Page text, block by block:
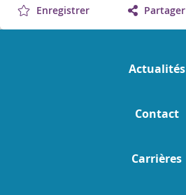
Enregistrer Partager
Actualités
Contact
Carrières